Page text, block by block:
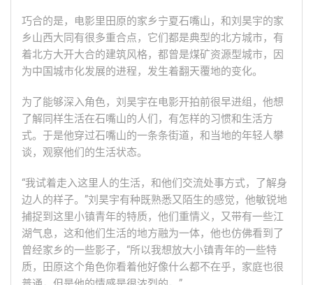
巧合的是，电影里田原的家乡宁夏石嘴山，和刘昊宇的家
乡山西大同有很多重合点，它们都是典型的北方城市，有
着北方大开大合的建筑风格，都曾是煤矿资源型城市，因
为中国城市化发展的进程，发生着翻天覆地的变化。
为了能够深入角色，刘昊宇在电影开拍前很早进组，他想
了解同样生活在石嘴山的人们，有怎样的习惯和生活方
式。于是他穿过石嘴山的一条条街道，和当地的年轻人攀
谈，观察他们的生活状态。
“我试着走入这里人的生活，和他们交流处事方式，了解身
边人的样子。”刘昊宇有种既熟悉又陌生的感觉，他敏锐地
捕捉到这里小镇青年的特质，他们重情义，又带有一些江
湖气息，这和他们生活的地方融为一体，他也仿佛看到了
曾经家乡的一些影子，“所以我想放大小镇青年的一些特
质，田原这个角色你看着他好像什么都不在乎，家庭也很